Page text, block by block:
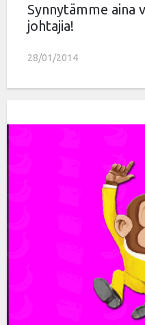
Synnytämme aina
johtajia!
28/01/2014